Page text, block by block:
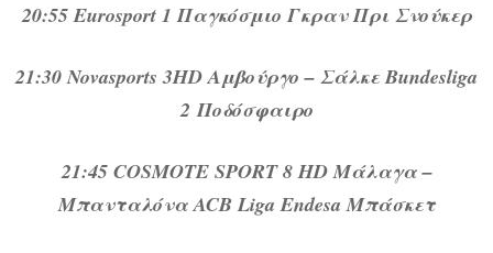
20:55 Eurosport 1 Παγκόσμιο Γκραν Πρι Σνούκερ
21:30 Novasports 3HD Αμβούργο – Σάλκε Bundesliga
2 Ποδόσφαιρο
21:45 COSMOTE SPORT 8 HD Μάλαγα –
Μπανταλόνα ACB Liga Endesa Μπάσκετ